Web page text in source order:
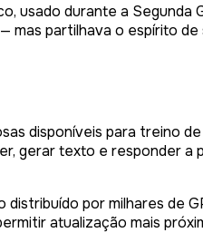
usado durante a Segunda
mas partilhava o espírito
disponíveis para treino
gerar texto e responder a
por milhares de
atualização mais